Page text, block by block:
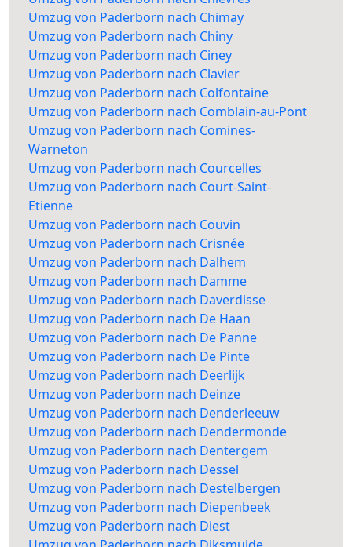
Umzug von Paderborn nach Chimay
Umzug von Paderborn nach Chiny
Umzug von Paderborn nach Ciney
Umzug von Paderborn nach Clavier
Umzug von Paderborn nach Colfontaine
Umzug von Paderborn nach Comblain-au-Pont
Umzug von Paderborn nach Comines-
Warneton
Umzug von Paderborn nach Courcelles
Umzug von Paderborn nach Court-Saint-
Etienne
Umzug von Paderborn nach Couvin
Umzug von Paderborn nach Crisnée
Umzug von Paderborn nach Dalhem
Umzug von Paderborn nach Damme
Umzug von Paderborn nach Daverdisse
Umzug von Paderborn nach De Haan
Umzug von Paderborn nach De Panne
Umzug von Paderborn nach De Pinte
Umzug von Paderborn nach Deerlijk
Umzug von Paderborn nach Deinze
Umzug von Paderborn nach Denderleeuw
Umzug von Paderborn nach Dendermonde
Umzug von Paderborn nach Dentergem
Umzug von Paderborn nach Dessel
Umzug von Paderborn nach Destelbergen
Umzug von Paderborn nach Diepenbeek
Umzug von Paderborn nach Diest